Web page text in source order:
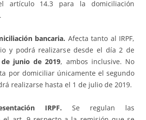
artículo 14.3 para la domiciliación
bancaria. Afecta tanto al IRPF,
y podrá realizarse desde el día 2 de
junio de 2019, ambos inclusive. No
por domiciliar únicamente el segundo
realizarse hasta el 1 de julio de 2019.
IRPF. Se regulan las